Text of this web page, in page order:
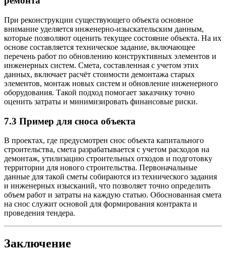
При реконструкции существующего объекта основное
внимание уделяется инженерно-изыскательским данным,
которые позволяют оценить текущее состояние объекта. На их
основе составляется техническое задание, включающее
перечень работ по обновлению конструктивных элементов и
инженерных систем. Смета, составленная с учетом этих
данных, включает расчёт стоимости демонтажа старых
элементов, монтаж новых систем и обновление инженерного
оборудования. Такой подход помогает заказчику точно
оценить затраты и минимизировать финансовые риски.
7.3 Пример для сноса объекта
В проектах, где предусмотрен снос объекта капитального
строительства, смета разрабатывается с учетом расходов на
демонтаж, утилизацию строительных отходов и подготовку
территории для нового строительства. Первоначальные
данные для такой сметы собираются из технического задания
и инженерных изысканий, что позволяет точно определить
объем работ и затраты на каждую статью. Обоснованная смета
на снос служит основой для формирования контракта и
проведения тендера.
Заключение